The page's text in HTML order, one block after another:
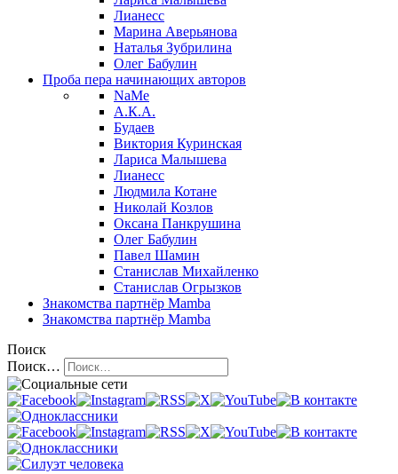
Лианесс
Марина Аверьянова
Наталья Зубрилина
Олег Бабулин
Проба пера начинающих авторов
NaMe
А.К.А.
Будаев
Виктория Куринская
Лариса Малышева
Лианесс
Людмила Котане
Николай Козлов
Оксана Панкрушина
Олег Бабулин
Павел Шамин
Станислав Михайленко
Станислав Огрызков
Знакомства партнёр Mamba
Знакомства партнёр Mamba
Поиск
Поиск…